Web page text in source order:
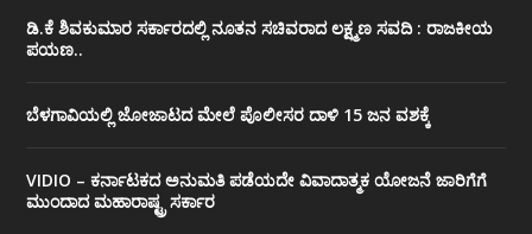
ಡಿ.ಕೆ ಶಿವಕುಮಾರ ಸರ್ಕಾರದಲ್ಲಿ ನೂತನ ಸಚಿವರಾದ ಲಕ್ಷ್ಮಣ ಸವದಿ : ರಾಜಕೀಯ
ಪಯಣ..
ಬೆಳಗಾವಿಯಲ್ಲಿ ಜೋಜಾಟದ ಮೇಲೆ ಪೊಲೀಸರ ದಾಳಿ 15 ಜನ ವಶಕ್ಕೆ
VIDIO – ಕರ್ನಾಟಕದ ಅನುಮತಿ ಪಡೆಯದೇ ವಿವಾದಾತ್ಮಕ ಯೋಜನೆ ಜಾರಿಗೆಗೆ
ಮುಂದಾದ ಮಹಾರಾಷ್ಟ್ರ ಸರ್ಕಾರ